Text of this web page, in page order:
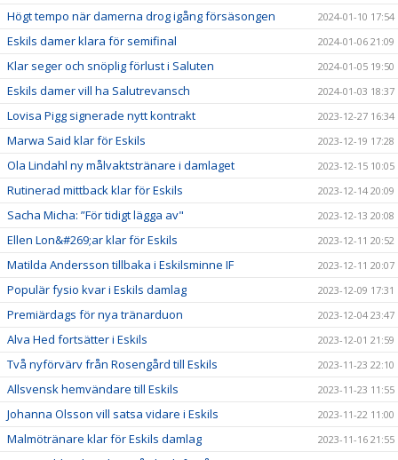
Högt tempo när damerna drog igång försäsongen 2024-01-10 17:54
Eskils damer klara för semifinal 2024-01-06 21:09
Klar seger och snöplig förlust i Saluten 2024-01-05 19:50
Eskils damer vill ha Salutrevansch 2024-01-03 18:37
Lovisa Pigg signerade nytt kontrakt 2023-12-27 16:34
Marwa Said klar för Eskils 2023-12-19 17:28
Ola Lindahl ny målvaktstränare i damlaget 2023-12-15 10:05
Rutinerad mittback klar för Eskils 2023-12-14 20:09
Sacha Micha: ”För tidigt lägga av" 2023-12-13 20:08
Ellen Lon&#269;ar klar för Eskils 2023-12-11 20:52
Matilda Andersson tillbaka i Eskilsminne IF 2023-12-11 20:07
Populär fysio kvar i Eskils damlag 2023-12-09 17:31
Premiärdags för nya tränarduon 2023-12-04 23:47
Alva Hed fortsätter i Eskils 2023-12-01 21:59
Två nyförvärv från Rosengård till Eskils 2023-11-23 22:10
Allsvensk hemvändare till Eskils 2023-11-23 11:55
Johanna Olsson vill satsa vidare i Eskils 2023-11-22 11:00
Malmötränare klar för Eskils damlag 2023-11-16 21:55